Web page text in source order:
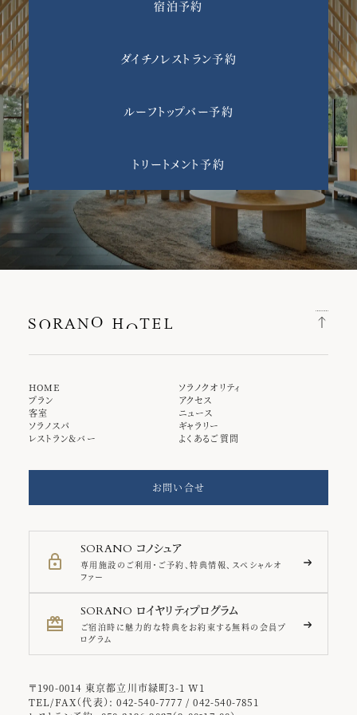
宿泊予約
ダイチノレストラン予約
ルーフトップバー予約
トリートメント予約
HOME
プラン
客室
ソラノスパ
レストラン＆バー
ソラノクオリティ
アクセス
ニュース
ギャラリー
よくあるご質問
お問い合せ
SORANO コノシュア
専用施設のご利用・ご予約、特典情報、スペシャルオ
ファー
SORANO ロイヤリティプログラム
ご宿泊時に魅力的な特典をお約束する無料の会員プ
ログラム
〒190-0014 東京都立川市緑町3-1 W1
TEL/FAX（代表）: 042-540-7777 / 042-540-7851